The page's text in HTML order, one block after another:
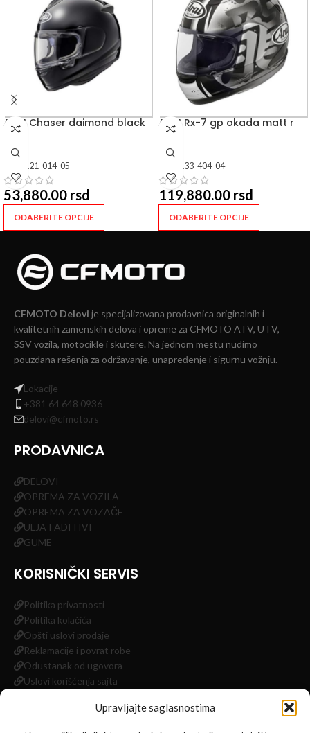
Upravljajte saglasnostima
ARAI Chaser daimond black
121-014-05
53,880.00 rsd
ODABERITE OPCIJE
ARAI Rx-7 gp okada matt r
133-404-04
119,880.00 rsd
ODABERITE OPCIJE
CFMOTO Delovi je specijalizovana prodavnica originalnih i
kvalitetnih zamenskih delova i opreme za CFMOTO ATV, UTV,
SSV vozila, motocikle i skutere. Na jednom mestu nudimo
pouzdana rešenja za održavanje, unapređenje i sigurnu vožnju.
Lokacije
+381 64 648 0936
delovi@cfmoto.rs
PRODAVNICA
DELOVI
OPREMA ZA VOZILA
OPREMA ZA VOZAČE
ULJA I ADITIVI
GUME
KORISNIČKI SERVIS
Politika privatnosti
Politika kolačića
Opšti uslovi prodaje
Reklamacije i povrat robe
Odustanak od ugovora
Uslovi korišćenja sajta
INFORMACIJE